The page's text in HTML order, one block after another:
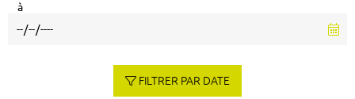
à
FILTRER PAR DATE